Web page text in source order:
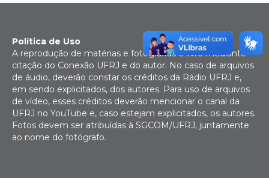
Política de Uso
A reprodução de matérias e fotografias é livre mediante
citação do Conexão UFRJ e do autor. No caso de arquivos
de áudio, deverão constar os créditos da Rádio UFRJ e,
em sendo explicitados, dos autores. Para uso de arquivos
de vídeo, esses créditos deverão mencionar o canal da
UFRJ no YouTube e, caso estejam explicitados, os autores.
Fotos devem ser atribuídas à SGCOM/UFRJ, juntamente
ao nome do fotógrafo.